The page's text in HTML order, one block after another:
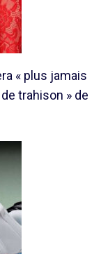
« plus jamais
trahison » de